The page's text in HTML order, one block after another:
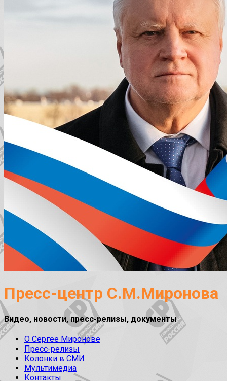
Пресс-центр С.М.Миронова
Видео, новости, пресс-релизы, документы
О Сергее Миронове
Пресс-релизы
Колонки в СМИ
Мультимедиа
Контакты